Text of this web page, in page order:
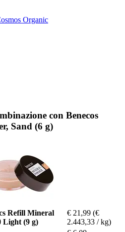
Organic
con Benecos
Sand (6 g)
Refill Mineral
Light (9 g)
€ 21,99 (€
2.443,33 / kg)